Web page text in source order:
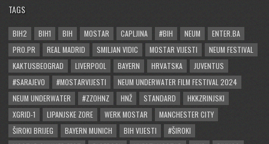
TAGS
BIH2 BIH1 BIH MOSTAR CAPLJINA #BIH NEUM
ENTER.BA
PRO.PR
REAL MADRID SMILJAN VIDIC MOSTAR VIJESTI
NEUM FESTIVAL
KAKTUSBEOGRAD
LIVERPOOL BAYERN HRVATSKA
JUVENTUS
#SARAJEVO
#MOSTARVIJESTI
NEUM UNDERWATER FILM FESTIVAL 2024
NEUM UNDERWATER
#ZZOHNZ HNŽ STANDARD
HKKZRINJSKI
XGRID-1
LIPANJSKE ZORE WERK MOSTAR
MANCHESTER CITY
ŠIROKI BRIJEG
BAYERN MUNICH BIH VIJESTI
#ŠIROKI